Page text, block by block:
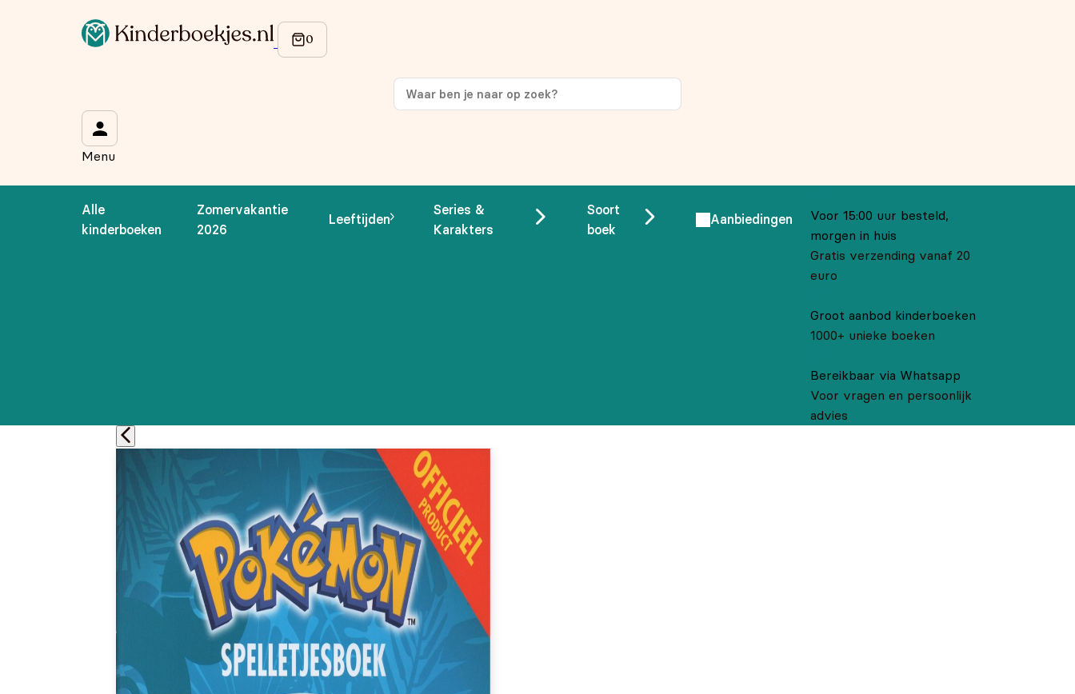
Menu
Alle
kinderboeken
Zomervakantie
2026
Leeftijden
Series &
Karakters
Soort
boek
Aanbiedingen
Voor 15:00 uur besteld,
morgen in huis
Gratis verzending vanaf 20
euro
Groot aanbod kinderboeken
1000+ unieke boeken
Bereikbaar via Whatsapp
Voor vragen en persoonlijk
advies
Op de hoogte blijven van onze acties?
op je eerste aankoop!
Wat is je voornaam?
Aanmelden